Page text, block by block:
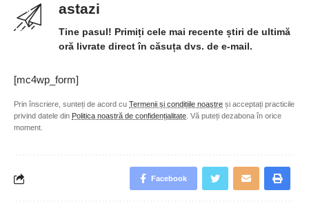
astazi
Tine pasul! Primiți cele mai recente știri de ultimă
oră livrate direct în căsuța dvs. de e-mail.
[mc4wp_form]
Prin înscriere, sunteți de acord cu Termenii și condițiile noastre și acceptați practicile
privind datele din Politica noastră de confidențialitate . Vă puteți dezabona în orice
moment.
Facebook